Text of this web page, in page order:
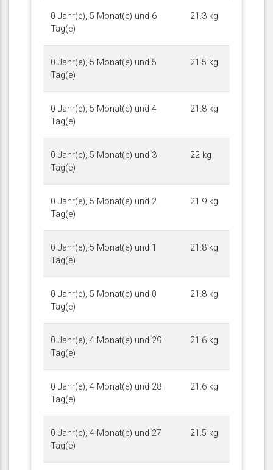
0 Jahr(e), 5 Monat(e) und 6
Tag(e)
21.3 kg
0 Jahr(e), 5 Monat(e) und 5
Tag(e)
21.5 kg
0 Jahr(e), 5 Monat(e) und 4
Tag(e)
21.8 kg
0 Jahr(e), 5 Monat(e) und 3
Tag(e)
22 kg
0 Jahr(e), 5 Monat(e) und 2
Tag(e)
21.9 kg
0 Jahr(e), 5 Monat(e) und 1
Tag(e)
21.8 kg
0 Jahr(e), 5 Monat(e) und 0
Tag(e)
21.8 kg
0 Jahr(e), 4 Monat(e) und 29
Tag(e)
21.6 kg
0 Jahr(e), 4 Monat(e) und 28
Tag(e)
21.6 kg
0 Jahr(e), 4 Monat(e) und 27
Tag(e)
21.5 kg